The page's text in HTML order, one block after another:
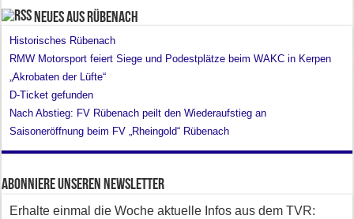
Neues aus Rübenach
Historisches Rübenach
RMW Motorsport feiert Siege und Podestplätze beim WAKC in Kerpen
„Akrobaten der Lüfte“
D-Ticket gefunden
Nach Abstieg: FV Rübenach peilt den Wiederaufstieg an
Saisoneröffnung beim FV „Rheingold“ Rübenach
Abonniere unseren Newsletter
Erhalte einmal die Woche aktuelle Infos aus dem TVR: